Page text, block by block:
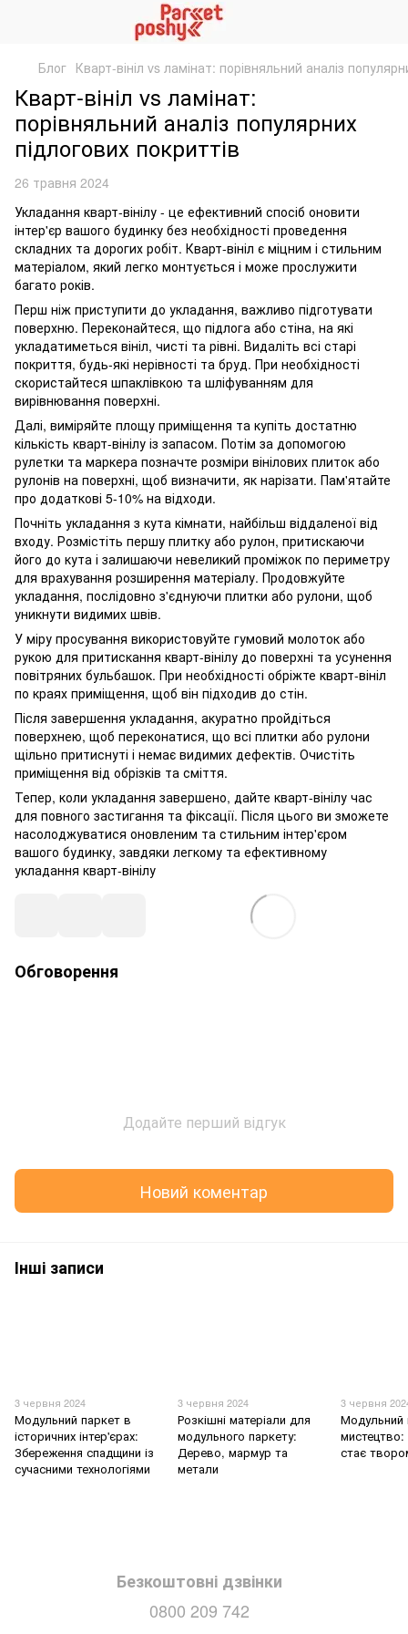
Блог Кварт-вініл vs ламінат: порівняльний аналіз
Кварт-вініл vs ламінат:
порівняльний аналіз популярних
підлогових покриттів
26 травня 2024
Укладання кварт-вінілу - це ефективний спосіб оновити
інтер'єр вашого будинку без необхідності проведення
складних та дорогих робіт. Кварт-вініл є міцним і стильним
матеріалом, який легко монтується і може прослужити
багато років.
Перш ніж приступити до укладання, важливо підготувати
поверхню. Переконайтеся, що підлога або стіна, на які
укладатиметься вініл, чисті та рівні. Видаліть всі старі
покриття, будь-які нерівності та бруд. При необхідності
скористайтеся шпаклівкою та шліфуванням для
вирівнювання поверхні.
Далі, виміряйте площу приміщення та купіть достатню
кількість кварт-вінілу із запасом. Потім за допомогою
рулетки та маркера позначте розміри вінілових плиток або
рулонів на поверхні, щоб визначити, як нарізати. Пам'ятайте
про додаткові 5-10% на відходи.
Почніть укладання з кута кімнати, найбільш віддаленої від
входу. Розмістіть першу плитку або рулон, притискаючи
його до кута і залишаючи невеликий проміжок по периметру
для врахування розширення матеріалу. Продовжуйте
укладання, послідовно з'єднуючи плитки або рулони, щоб
уникнути видимих ​​швів.
У міру просування використовуйте гумовий молоток або
рукою для притискання кварт-вінілу до поверхні та усунення
повітряних бульбашок. При необхідності обріжте кварт-вініл
по краях приміщення, щоб він підходив до стін.
Після завершення укладання, акуратно пройдіться
поверхнею, щоб переконатися, що всі плитки або рулони
щільно притиснуті і немає видимих ​​дефектів. Очистіть
приміщення від обрізків та сміття.
Тепер, коли укладання завершено, дайте кварт-вінілу час
для повного застигання та фіксації. Після цього ви зможете
насолоджуватися оновленим та стильним інтер'єром
вашого будинку, завдяки легкому та ефективному
укладання кварт-вінілу
Обговорення
Додайте перший відгук
Новий коментар
Інші записи
3 червня 2024
Модульний паркет в
історичних інтер'єрах:
Збереження спадщини із
сучасними технологіями
3 червня 2024
Розкішні матеріали для
модульного паркету:
Дерево, мармур та
метали
3 червня
Модульний
мистецтво:
стає
Безкоштовні дзвінки
0800 209 742